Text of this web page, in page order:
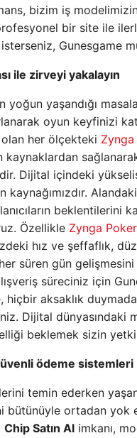
bizim iş modelimizin
bir site ile
Gunesgame
ile zirveyi yakalayın
yoğun yaşandığı
oyun keyfinizi
olan her ölçekteki
kaynaklardan
Dijital içindeki
kaynağımızdır.
beklentilerini
Özellikle Zynga
hız ve şeffaflık,
her süren gün
süreciniz için
hiçbir aksaklık
Dijital dünyasındaki
beklemek sizin
ödeme sistemleri
temin ederken
bütünüyle ortadan yok
Chip Satın Al imkanı,